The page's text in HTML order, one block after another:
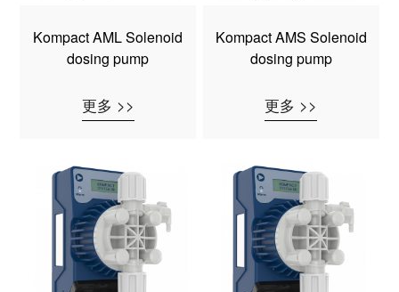
Kompact AML Solenoid
dosing pump
更多 >>
Kompact AMS Solenoid
dosing pump
更多 >>